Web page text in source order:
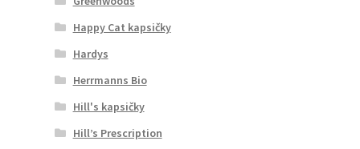
Happy Cat kapsičky
Hardys
Herrmanns Bio
Hill's kapsičky
Hill’s Prescription